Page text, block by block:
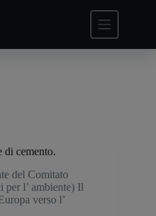
di cemento.
del Comitato
l’ ambiente) Il
verso l’